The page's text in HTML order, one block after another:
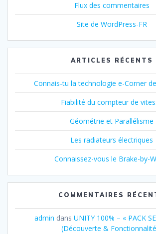
Flux des commentaires
Site de WordPress-FR
ARTICLES RÉCENTS
Connais-tu la technologie e-Corner
Fiabilité du compteur de
Géométrie et Parallélisme
Les radiateurs électriques
Connaissez-vous le Brake-by-
COMMENTAIRES
admin dans UNITY 100% – « PACK
(Découverte &